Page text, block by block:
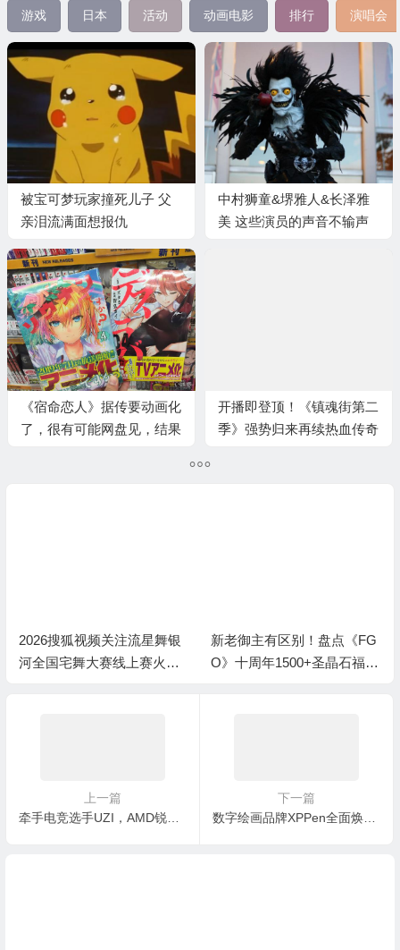
游戏 日本 活动 动画电影 排行 演唱会
被宝可梦玩家撞死儿子 父
亲泪流满面想报仇
中村狮童&堺雅人&长泽雅
美 这些演员的声音不输声
《宿命恋人》据传要动画化
了，很有可能网盘见，结果
开播即登顶！《镇魂街第二
季》强势归来再续热血传奇
2026搜狐视频关注流星舞银
河全国宅舞大赛线上赛火热
新老御主有区别！盘点《FG
O》十周年1500+圣晶石福利
上一篇
牵手电竞选手UZI，AMD锐龙6000H系列完美诠释“像我一样战斗”
下一篇
数字绘画品牌XPPen全面焕新，助力推动CG生态未来发展